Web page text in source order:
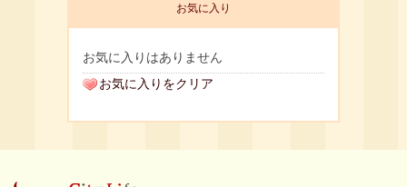
お気に入り
お気に入りはありません
お気に入りをクリア